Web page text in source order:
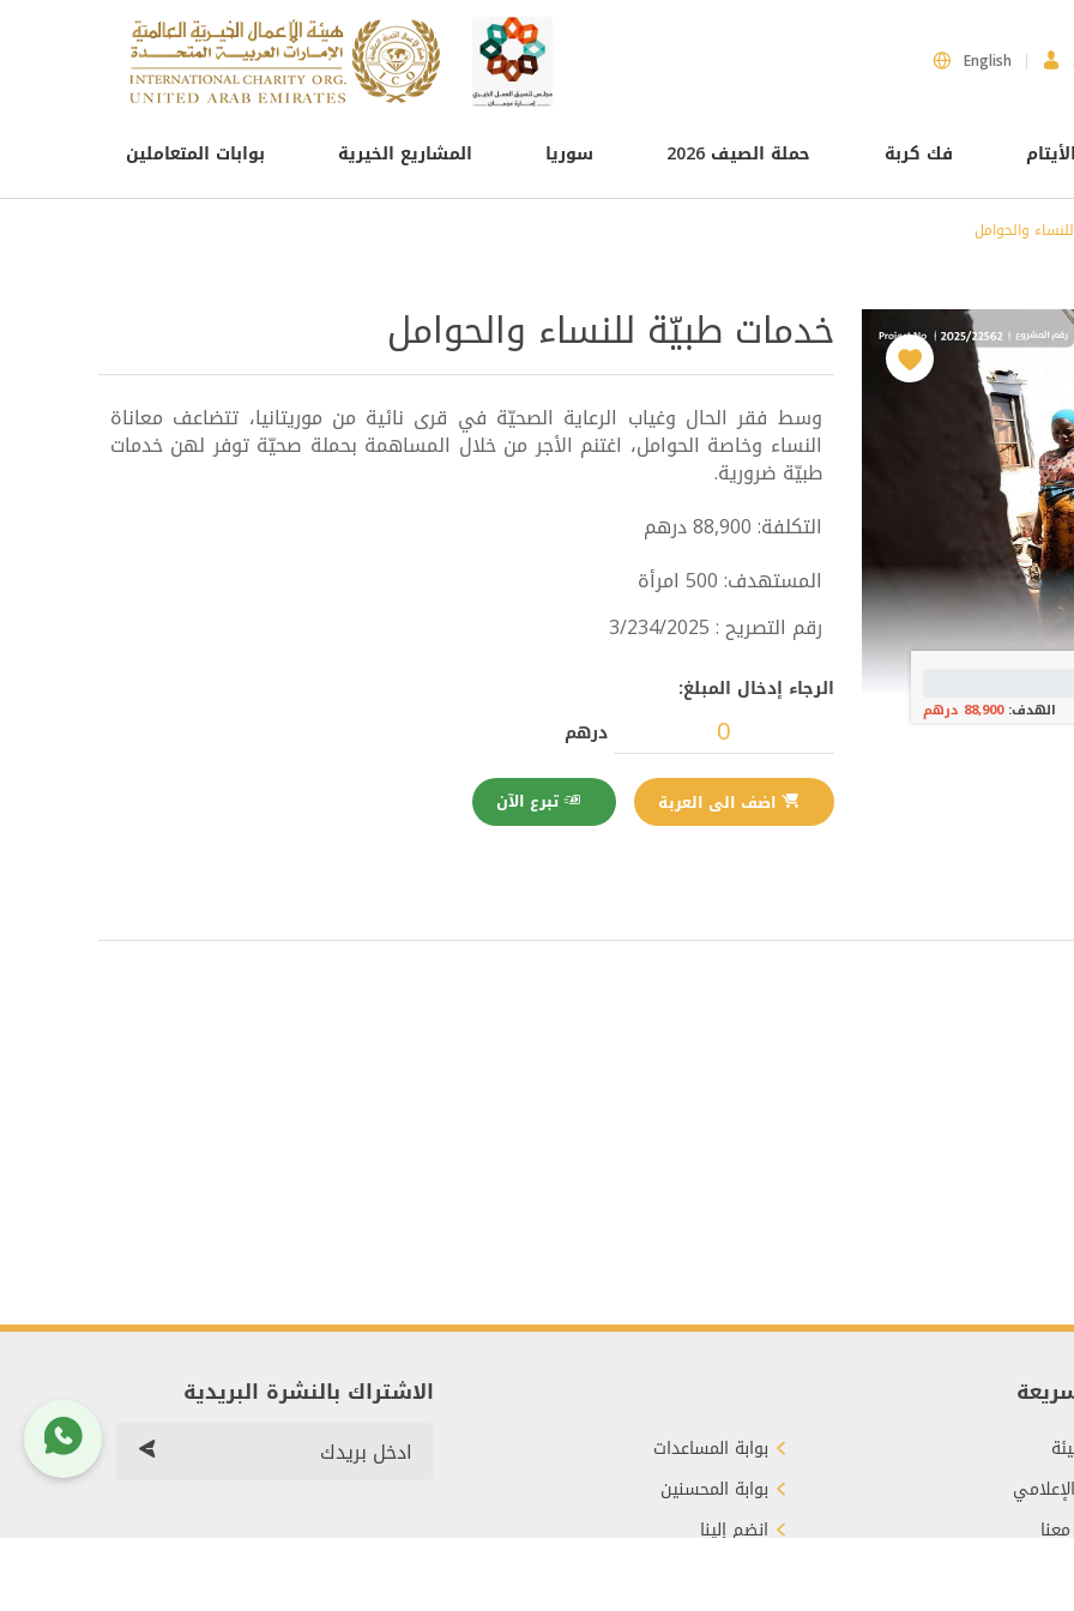
English
فك كربة حملة الصيف 2026 سوريا المشاريع الخيرية
والحوامل
الهدف:88,900 درهم
خدمات طبيّة للنساء والحوامل
وسط فقر الحال وغياب الرعاية الصحيّة في قرى نائية من موريتانيا، تتضاعف معاناة
النساء وخاصة الحوامل، اغتنم الأجر من خلال المساهمة بحملة صحيّة توفر لهن خدمات
طبيّة ضرورية.
التكلفة: 88,900 درهم
المستهدف: 500 امرأة
رقم التصريح : 3/234/2025
الرجاء إدخال المبلغ:
درهم
تبرع الآن
بوابة المساعدات
بوابة المحسنين
انضم إلينا
الاشتراك بالنشرة البريدية